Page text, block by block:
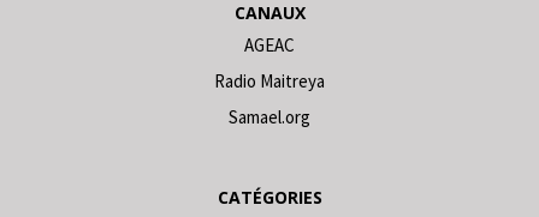
CANAUX
AGEAC
Radio Maitreya
Samael.org
CATÉGORIES